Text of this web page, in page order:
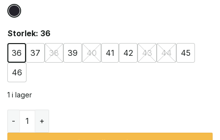
Storlek: 36
36
37 38 39 40 41 42 43 44
45
46
1 i lager